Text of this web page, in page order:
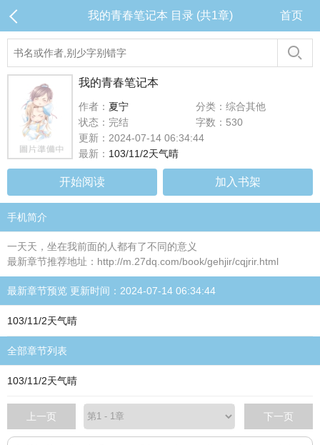
我的青春笔记本 目录 (共1章) 首页
我的青春笔记本
作者： 夏宁
分类：综合其他
状态：完结
字数：530
更新：2024-07-14 06:34:44
最新： 103/11/2天气晴
开始阅读 加入书架
手机简介
一天天，坐在我前面的人都有了不同的意义
最新章节推荐地址：http://m.27dq.com/book/gehjir/cqjrir.html
最新章节预览 更新时间：2024-07-14 06:34:44
103/11/2天气晴
全部章节列表
103/11/2天气晴
上一页 下一页